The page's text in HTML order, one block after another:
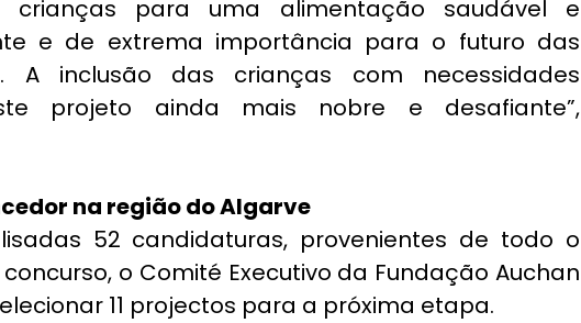
crianças para uma alimentação saudável e
e de extrema importância para o futuro das
A inclusão das crianças com necessidades
projeto ainda mais nobre e desafiante”,
na região do Algarve
52 candidaturas, provenientes de todo o
concurso, o Comité Executivo da Fundação Auchan
11 projectos para a próxima etapa.